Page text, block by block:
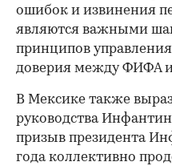
ошибок и извинения
являются важными
принципов
доверия между ФИФА
В Мексике также
руководства
призыв президента
года коллективно